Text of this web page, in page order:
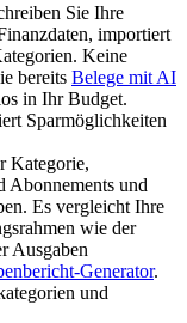
Sie Ihre
importiert
Keine
bereits Belege mit AI
in Ihr Budget.
Kategorie,
Abonnements und
Es vergleicht Ihre
wie der
Ausgaben
Generator.